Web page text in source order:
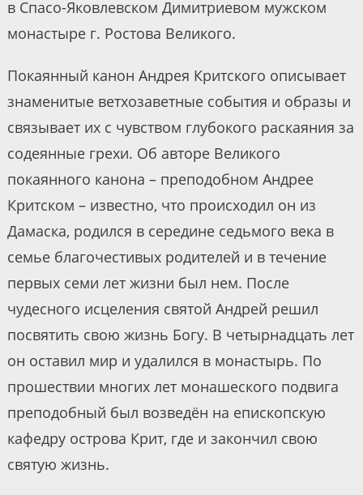
в Спасо-Яковлевском Димитриевом мужском
монастыре г. Ростова Великого.
Покаянный канон Андрея Критского описывает
знаменитые ветхозаветные события и образы и
связывает их с чувством глубокого раскаяния за
содеянные грехи. Об авторе Великого
покаянного канона – преподобном Андрее
Критском – известно, что происходил он из
Дамаска, родился в середине седьмого века в
семье благочестивых родителей и в течение
первых семи лет жизни был нем. После
чудесного исцеления святой Андрей решил
посвятить свою жизнь Богу. В четырнадцать лет
он оставил мир и удалился в монастырь. По
прошествии многих лет монашеского подвига
преподобный был возведён на епископскую
кафедру острова Крит, где и закончил свою
святую жизнь.